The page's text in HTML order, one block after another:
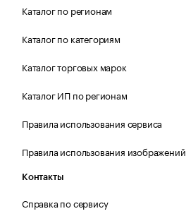
Каталог по регионам
Каталог по категориям
Каталог торговых марок
Каталог ИП по регионам
Правила использования сервиса
Правила использования изображений
Контакты
Справка по сервису